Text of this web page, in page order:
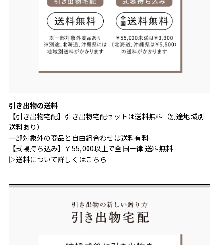
引き出物の送料
【引き出物宅配】引き出物宅配セットは送料無料（別途地域別
送料あり）
一部対象外の商品と自由組合わせは送料有料
【式場持ち込み】￥55,000以上で全国一律 送料無料
▷送料について詳しくはこちら